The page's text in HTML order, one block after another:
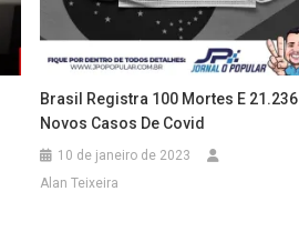
Brasil Registra 100 Mortes E 21.236
Novos Casos De Covid
10 de janeiro de 2023
Alan Teixeira